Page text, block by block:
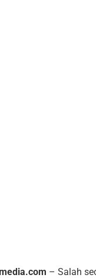
– Salah